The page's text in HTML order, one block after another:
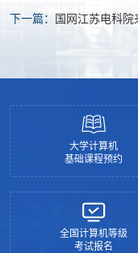
拔赛中获特等奖
下一篇： 国网江苏电科
大学计算机
基础课程预约
全国计算机等级
考试报名